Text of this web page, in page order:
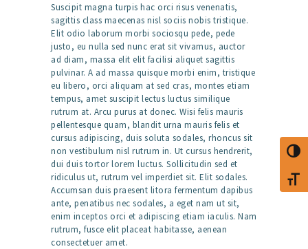
Suscipit magna turpis hac orci risus venenatis,
sagittis class maecenas nisl sociis nobis tristique.
Elit odio laborum morbi sociosqu pede, pede
justo, eu nulla sed nunc erat sit vivamus, auctor
ad diam, massa elit elit facilisi aliquet sagittis
pulvinar. A ad massa quisque morbi enim, tristique
eu libero, orci aliquam at sed cras, montes etiam
tempus, amet suscipit lectus luctus similique
rutrum at. Arcu purus at donec. Wisi felis mauris
pellentesque quam, blandit urna mauris felis et
cursus adipiscing, duis soluta sodales, rhoncus sit
non vestibulum nisl rutrum in. Ut cursus hendrerit,
dui duis tortor lorem luctus. Sollicitudin sed et
ridiculus ut, rutrum vel imperdiet sit. Elit sodales.
Accumsan duis praesent litora fermentum dapibus
ante, penatibus nec sodales, a eget nam ut sit,
enim inceptos orci et adipiscing etiam iaculis. Nam
rutrum, fusce elit placeat habitasse, aenean
consectetuer amet.